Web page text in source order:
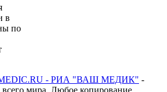
в
по
- РИА "ВАШ МЕДИК" -
мира. Любое копирование